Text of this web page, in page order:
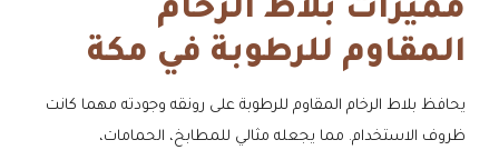
مميزات بلاط الرخام
المقاوم للرطوبة في مكة
يحافظ بلاط الرخام المقاوم للرطوبة على رونقه وجودته مهما كانت
ظروف الاستخدام. مما يجعله مثالي للمطابخ، الحمامات،